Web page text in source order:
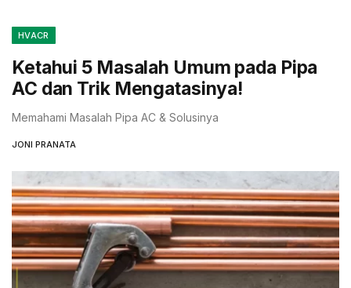
HVACR
Ketahui 5 Masalah Umum pada Pipa
AC dan Trik Mengatasinya!
Memahami Masalah Pipa AC & Solusinya
JONI PRANATA